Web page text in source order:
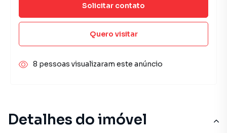
Detalhes do imóvel
Solicitar contato
Quero visitar
8 pessoas visualizaram este anúncio